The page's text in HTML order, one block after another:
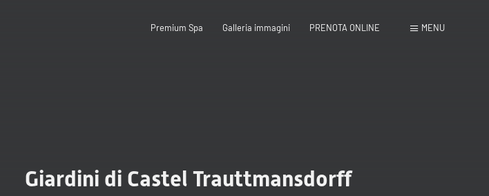
Premium Spa Galleria immagini PRENOTA ONLINE MENU
Giardini di Castel Trauttmansdorff